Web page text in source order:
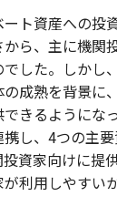
ト資産への投
ら、主に機関
した。しかし
成熟を背景に
きるようにな
し、4つの主
資家向けに提
利用しやすい